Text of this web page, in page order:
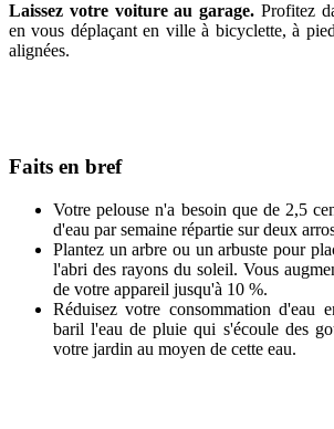
Laissez votre voiture au garage. Profitez
en vous déplaçant en ville à bicyclette, à
alignées.
Faits en bref
Votre pelouse n'a besoin que de 2,5
d'eau par semaine répartie sur deux
Plantez un arbre ou un arbuste pour
l'abri des rayons du soleil. Vous
de votre appareil jusqu'à 10 %.
Réduisez votre consommation d'eau
baril l'eau de pluie qui s'écoule des
votre jardin au moyen de cette eau.